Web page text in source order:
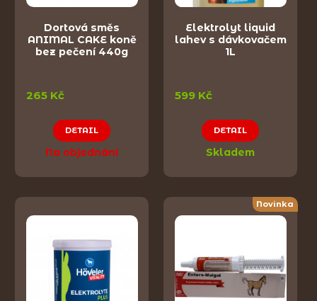
Dortová směs
ANIMAL CAKE koně
bez pečení 440g
265 Kč
DETAIL
Na objednání
Elektrolyt liquid
lahev s dávkovačem
1L
599 Kč
DETAIL
Skladem
Novinka